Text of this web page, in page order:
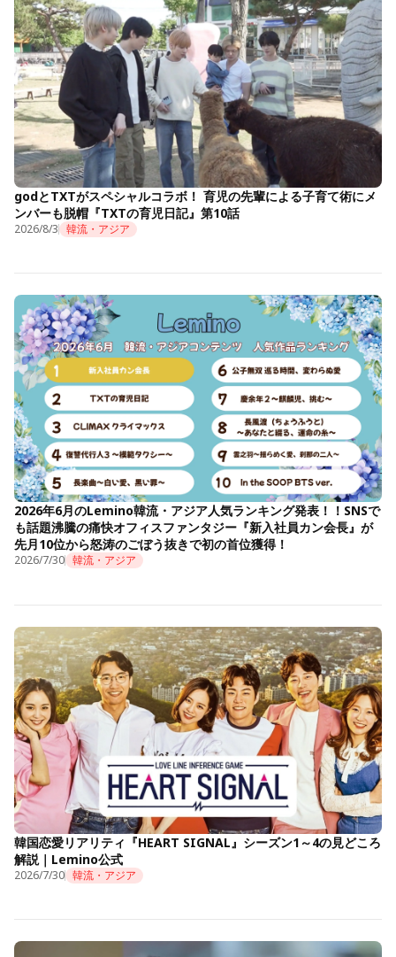
godとTXTがスペシャルコラボ！ 育児の先輩による子育て術にメ
ンバーも脱帽『TXTの育児日記』第10話
2026/8/3 韓流・アジア
2026年6月のLemino韓流・アジア人気ランキング発表！！SNSで
も話題沸騰の痛快オフィスファンタジー『新入社員カン会長』が
先月10位から怒涛のごぼう抜きで初の首位獲得！
2026/7/30 韓流・アジア
韓国恋愛リアリティ『HEART SIGNAL』シーズン1～4の見どころ
解説｜Lemino公式
2026/7/30 韓流・アジア